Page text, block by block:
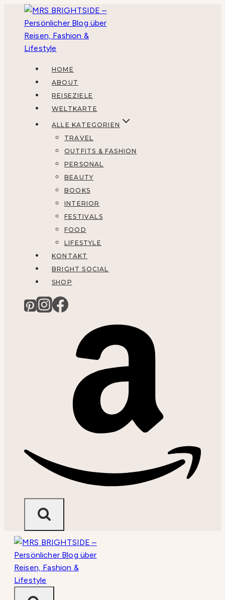
springen
HOME
ABOUT
REISEZIELE
WELTKARTE
ALLE KATEGORIEN
TRAVEL
OUTFITS & FASHION
PERSONAL
BEAUTY
BOOKS
INTERIOR
FESTIVALS
FOOD
LIFESTYLE
KONTAKT
BRIGHT SOCIAL
SHOP